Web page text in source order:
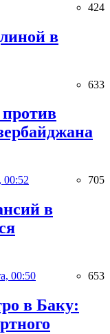
424
в
633
00:52 705
в
00:50 653
в Баку: